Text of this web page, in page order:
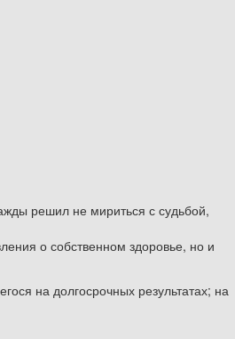
решил не мириться с судьбой,
о собственном здоровье, но и
на долгосрочных результатах; на